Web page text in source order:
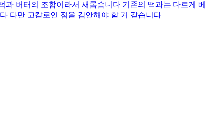
버터의 조합이라서 새롭습니다 기존의 떡과는 다르게
다만 고칼로인 점을 감안해야 할 거 같습니다